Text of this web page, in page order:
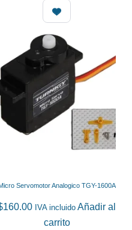
Servomotor Analogico TGY-1600A
160.00 IVA incluido Añadir al
carrito